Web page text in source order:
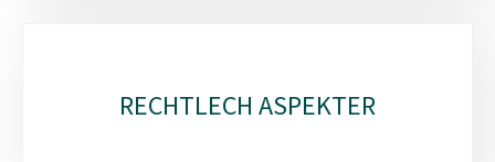
RECHTLECH ASPEKTER